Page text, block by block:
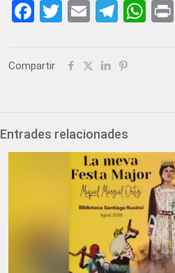
Facebook
Twitter
Email
Compartir
Entrades relacionades